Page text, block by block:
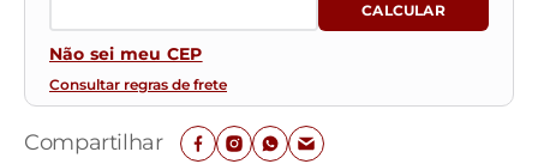
Não sei meu CEP
Consultar regras de frete
Compartilhar